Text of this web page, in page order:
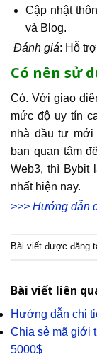
Cập nhật
và Blog.
Đánh giá: Hỗ
Có nên sử
Có. Với giao
mức độ uy tín
nhà đầu tư mới
bạn quan tâm
Web3, thì Bybit
nhất hiện nay.
>>> Hướng dẫn
Bài viết được đăng
Bài viết liên
Hướng dẫn chi
Chia sẻ mã giới
5000$